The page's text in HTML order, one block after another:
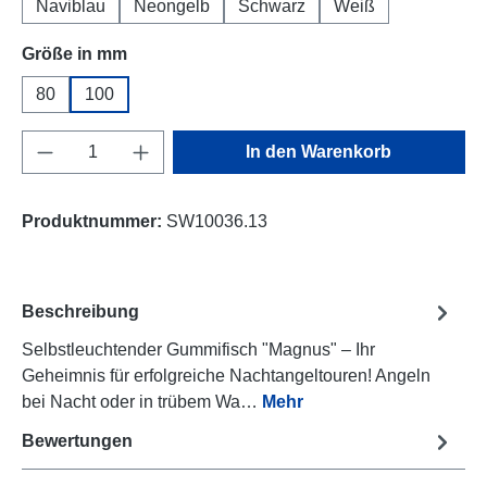
Naviblau
Neongelb Schwarz Weiß
Größe in mmauswählen
80 100
Produkt Anzahl: Gib den gewünschten
In den Warenkorb
Produktnummer: SW10036.13
Beschreibung
Selbstleuchtender Gummifisch "Magnus" – Ihr
Geheimnis für erfolgreiche Nachtangeltouren! Angeln
bei Nacht oder in trübem Wa… Mehr
Bewertungen